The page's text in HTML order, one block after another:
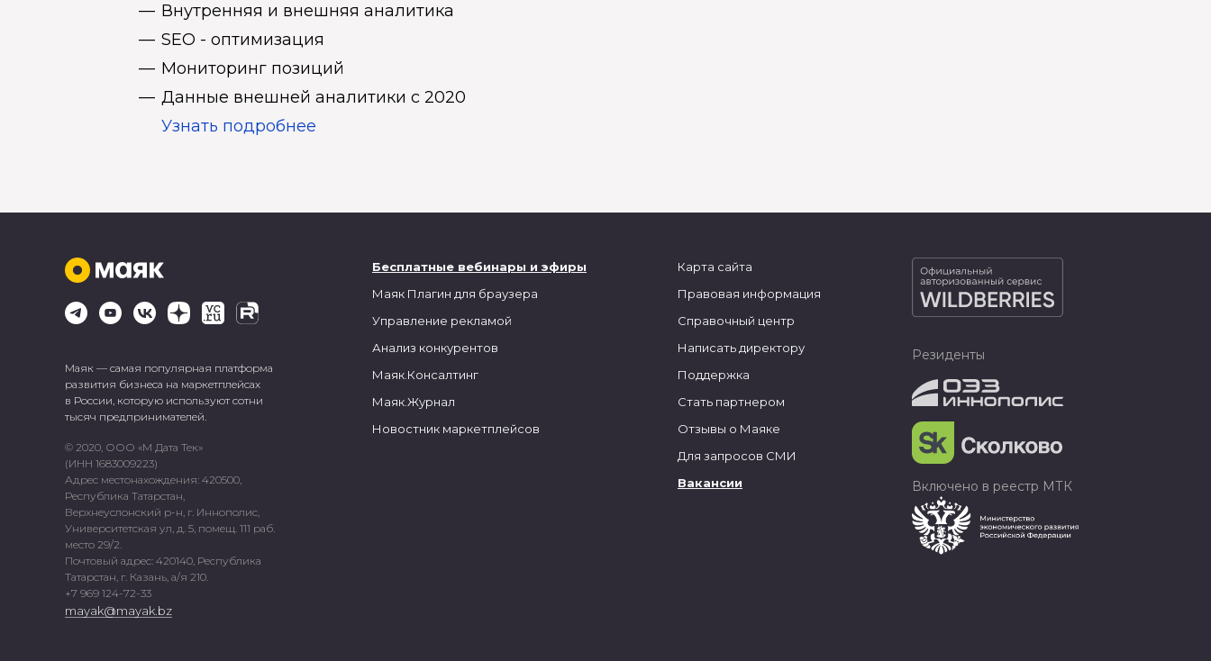
Внутренняя и внешняя аналитика
SEO - оптимизация
Мониторинг позиций
Данные внешней аналитики с 2020
Узнать подробнее
Маяк — самая популярная платформа
развития бизнеса на маркетплейсах
в России, которую используют сотни
тысяч предпринимателей.
© 2020, ООО «М Дата Тек»
(ИНН 1683009223)
Адрес местонахождения: 420500,
Республика Татарстан,
Верхнеуслонский р-н, г. Иннополис,
Университетская ул, д. 5, помещ. 111 раб.
место 29/2.
Почтовый адрес: 420140, Республика
Татарстан, г. Казань, а/я 210.
+7 969 124-72-33
mayak@mayak.bz
Бесплатные вебинары и эфиры
Маяк Плагин для браузера
Управление рекламой
Анализ конкурентов
Маяк.Консалтинг
Маяк.Журнал
Новостник маркетплейсов
Карта сайта
Правовая информация
Справочный центр
Написать директору
Поддержка
Стать партнером
Отзывы о Маяке
Для запросов СМИ
Вакансии
Резиденты
Включено в реестр МТК